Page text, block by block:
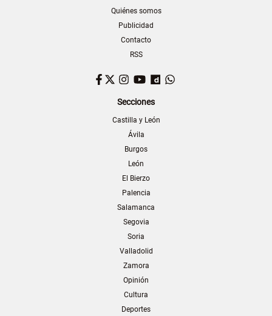
Quiénes somos
Publicidad
Contacto
RSS
Facebook
TwitterInstagram
YouTubeDailymotion
Secciones
Castilla y León
Ávila
Burgos
León
El Bierzo
Palencia
Salamanca
Segovia
Soria
Valladolid
Zamora
Opinión
Cultura
Deportes